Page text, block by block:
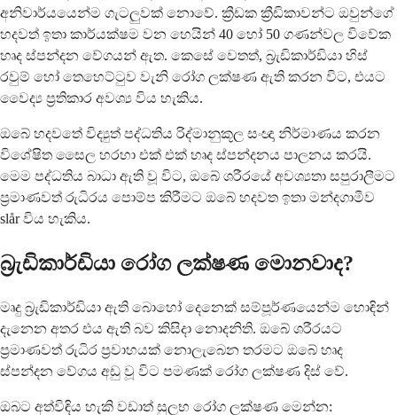
අනිවාර්යයෙන්ම ගැටලුවක් නොවේ. ක්‍රීඩක ක්‍රීඩිකාවන්ට ඔවුන්ගේ
හදවත් ඉතා කාර්යක්ෂම වන හෙයින් 40 හෝ 50 ගණන්වල විවේක
හෘද ස්පන්දන වේගයන් ඇත. කෙසේ වෙතත්, බ්‍රැඩිකාර්ඩියා හිස්
රවුම් හෝ තෙහෙට්ටුව වැනි රෝග ලක්ෂණ ඇති කරන විට, එයට
වෛද්‍ය ප්‍රතිකාර අවශ්‍ය විය හැකිය.
ඔබේ හදවතේ විද්‍යුත් පද්ධතිය රිද්මානුකූල සංඥා නිර්මාණය කරන
විශේෂිත සෛල හරහා එක් එක් හෘද ස්පන්දනය පාලනය කරයි.
මෙම පද්ධතිය බාධා ඇති වූ විට, ඔබේ ශරීරයේ අවශ්‍යතා සපුරාලීමට
ප්‍රමාණවත් රුධිරය පොම්ප කිරීමට ඔබේ හදවත ඉතා මන්දගාමීව
slår විය හැකිය.
බ්‍රැඩිකාර්ඩියා රෝග ලක්ෂණ මොනවාද?
මෘදු බ්‍රැඩිකාර්ඩියා ඇති බොහෝ දෙනෙක් සම්පූර්ණයෙන්ම හොඳින්
දැනෙන අතර එය ඇති බව කිසිදා නොදනිති. ඔබේ ශරීරයට
ප්‍රමාණවත් රුධිර ප්‍රවාහයක් නොලැබෙන තරමට ඔබේ හෘද
ස්පන්දන වේගය අඩු වූ විට පමණක් රෝග ලක්ෂණ දිස් වේ.
ඔබට අත්විඳිය හැකි වඩාත් සුලභ රෝග ලක්ෂණ මෙන්න: